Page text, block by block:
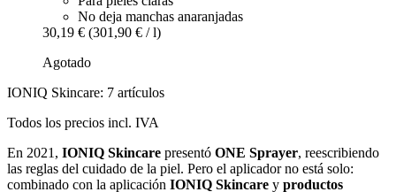
No deja manchas anaranjadas
30,19 € (301,90 € / l)
Agotado
IONIQ Skincare: 7 artículos
Todos los precios incl. IVA
En 2021, IONIQ Skincare presentó ONE Sprayer, reescribiendo
las reglas del cuidado de la piel. Pero el aplicador no está solo:
combinado con la aplicación IONIQ Skincare y productos